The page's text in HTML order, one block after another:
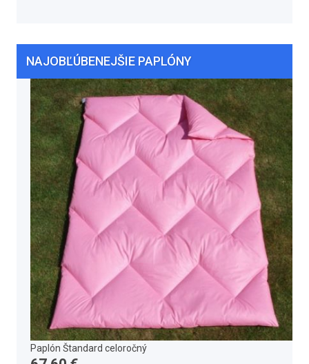
NAJOBĽÚBENEJŠIE PAPLÓNY
Paplón Štandard celoročný